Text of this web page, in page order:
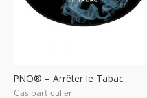
PNO® – Arrêter le Tabac
Cas particulier